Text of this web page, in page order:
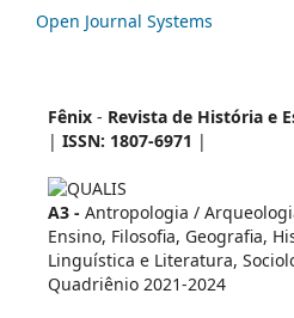
Open Journal Systems
Fênix- Revista de História e
| ISSN: 1807-6971 |
A3 - Antropologia /
Ensino, Filosofia, Geografia,
Linguística e Literatura,
Quadriênio 2021-2024